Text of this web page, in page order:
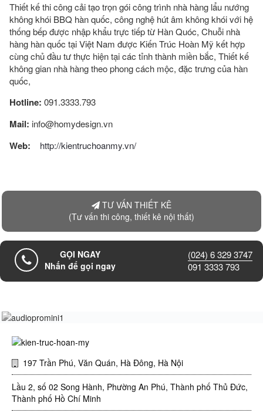
Thiết kế thi công cải tạo trọn gói công trình nhà hàng lẩu nướng
không khói BBQ hàn quốc, công nghệ hút âm không khói với hệ
thống bếp được nhập khẩu trực tiếp từ Hàn Quóc, Chuỗi nhà
hàng hàn quốc tại Việt Nam được Kiến Trúc Hoàn Mỹ kết hợp
cùng chủ đầu tư thực hiện tại các tỉnh thành miền bắc, Thiết kế
không gian nhà hàng theo phong cách mộc, đặc trưng của hàn
quốc,
Hotline: 091.3333.793
Mail: info@homydesign.vn
Web: http://kientruchoanmy.vn/
TƯ VẤN THIẾT KÊ
(Tư vấn thi công, thiết kê nội thất)
GỌI NGAY
Nhấn để gọi ngay
(024) 6 329 3747
091 3333 793
197 Trần Phú, Văn Quán, Hà Đông, Hà Nội
Lầu 2, số 02 Song Hành, Phường An Phú, Thành phố Thủ Đức,
Thành phố Hồ Chí Minh